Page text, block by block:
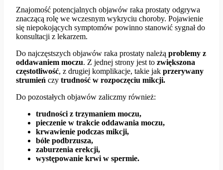
Znajomość potencjalnych objawów raka prostaty odgrywa
znaczącą rolę we wczesnym wykryciu choroby. Pojawienie
się niepokojących symptomów powinno stanowić sygnał do
konsultacji z lekarzem.
Do najczęstszych objawów raka prostaty należą problemy z
oddawaniem moczu. Z jednej strony jest to zwiększona
częstotliwość, z drugiej komplikacje, takie jak przerywany
strumień czy trudność w rozpoczęciu mikcji.
Do pozostałych objawów zaliczmy również:
trudności z trzymaniem moczu,
pieczenie w trakcie oddawania moczu,
krwawienie podczas mikcji,
bóle podbrzusza,
zaburzenia erekcji,
występowanie krwi w spermie.